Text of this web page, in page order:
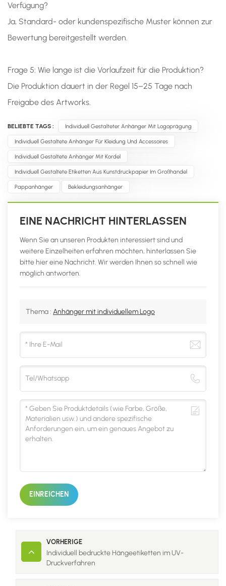
Verfügung?
Ja, Standard- oder kundenspezifische Muster können zur
Bewertung bereitgestellt werden.
Frage 5: Wie lange ist die Vorlaufzeit für die Produktion?
Die Produktion dauert in der Regel 15–25 Tage nach
Freigabe des Artworks.
BELIEBTE TAGS : Individuell Gestalteter Anhänger Mit Logoprägung
Individuell Gestaltete Anhänger Für Kleidung Und Accessoires
Individuell Gestaltete Anhänger Mit Kordel
Individuell Gestaltete Etiketten Aus Kunstdruckpapier Im Großhandel
Pappanhänger Bekleidungsanhänger
EINE NACHRICHT HINTERLASSEN
Wenn Sie an unseren Produkten interessiert sind und
weitere Einzelheiten erfahren möchten, hinterlassen Sie
bitte hier eine Nachricht. Wir werden Ihnen so schnell wie
möglich antworten.
Thema : Anhänger mit individuellem Logo
EINREICHEN
VORHERIGE
Individuell bedruckte Hängeetiketten im UV-
Druckverfahren